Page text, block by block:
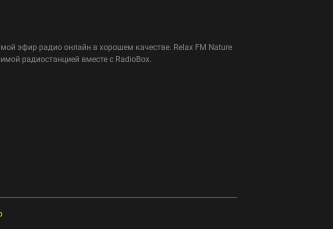
эфир радио онлайн в хорошем качестве. Relax FM Nature
радиостанцией вместе с RadioBox.